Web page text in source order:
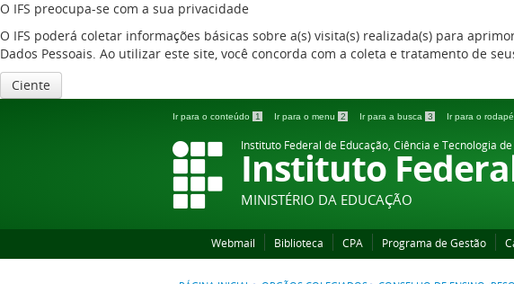
O IFS preocupa-se com a sua privacidade
O IFS poderá coletar informações básicas sobre a(s) visita(s) realizada(s) para
Dados Pessoais. Ao utilizar este site, você concorda com a coleta e tratamento de
Ciente
Ir para o conteúdo 1 Ir para o menu 2 Ir para a busca 3 Ir para o rodapé
Instituto Federal de Educação, Ciência e Tecnologia
Instituto
MINISTÉRIO DA EDUCAÇÃO
Webmail Biblioteca CPA Programa de Gestão